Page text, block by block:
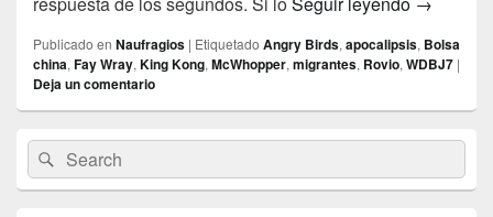
Publicado en Naufragios | Etiquetado Angry Birds, apocalipsis, Bolsa
china, Fay Wray, King Kong, McWhopper, migrantes, Rovio, WDBJ7 |
Deja un comentario
área
de
widget
Buscar
por:
Buscar